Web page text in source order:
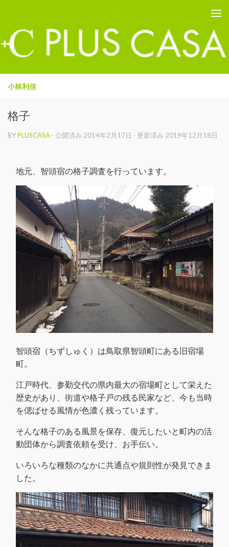
小林利佳
格子
BYPLUSCASA · 公開済み 2014年2月17日 · 更新済み 2019年12月18日
地元、智頭宿の格子調査を行っています。
智頭宿（ちずしゅく）は鳥取県智頭町にある旧宿場
町。
江戸時代、参勤交代の県内最大の宿場町として栄えた
歴史があり、街道や格子戸の残る民家など、今も当時
を偲ばせる風情が色濃く残っています。
そんな格子のある風景を保存、復元したいと町内の活
動団体から調査依頼を受け、お手伝い。
いろいろな種類のなかに共通点や規則性が発見できま
した。